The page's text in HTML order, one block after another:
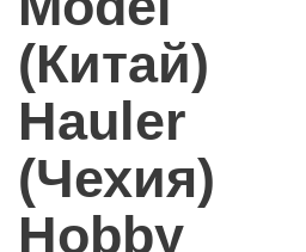
(Китай)
Hauler
(Чехия)
Hobby